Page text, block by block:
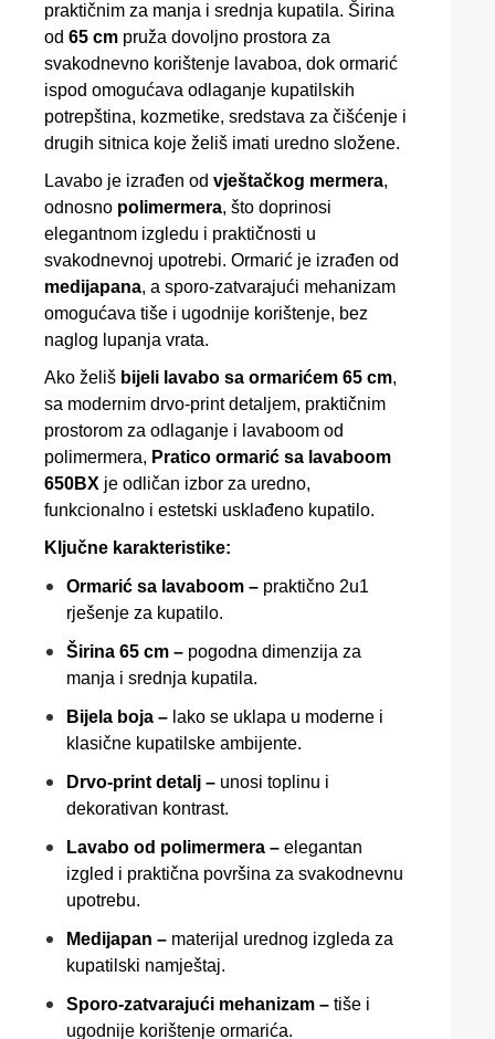
praktičnim za manja i srednja kupatila. Širina
od 65 cm pruža dovoljno prostora za
svakodnevno korištenje lavaboa, dok ormarić
ispod omogućava odlaganje kupatilskih
potrepština, kozmetike, sredstava za čišćenje i
drugih sitnica koje želiš imati uredno složene.
Lavabo je izrađen od vještačkog mermera,
odnosno polimermera, što doprinosi
elegantnom izgledu i praktičnosti u
svakodnevnoj upotrebi. Ormarić je izrađen od
medijapana, a sporo-zatvarajući mehanizam
omogućava tiše i ugodnije korištenje, bez
naglog lupanja vrata.
Ako želiš bijeli lavabo sa ormarićem 65 cm,
sa modernim drvo-print detaljem, praktičnim
prostorom za odlaganje i lavaboоm od
polimermera, Pratico ormarić sa lavaboоm
650BX je odličan izbor za uredno,
funkcionalno i estetski usklađeno kupatilo.
Ključne karakteristike:
Ormarić sa lavaboоm – praktično 2u1
rješenje za kupatilo.
Širina 65 cm – pogodna dimenzija za
manja i srednja kupatila.
Bijela boja – lako se uklapa u moderne i
klasične kupatilske ambijente.
Drvo-print detalj – unosi toplinu i
dekorativan kontrast.
Lavabo od polimermera – elegantan
izgled i praktična površina za svakodnevnu
upotrebu.
Medijapan – materijal urednog izgleda za
kupatilski namještaj.
Sporo-zatvarajući mehanizam – tiše i
ugodnije korištenje ormarića.